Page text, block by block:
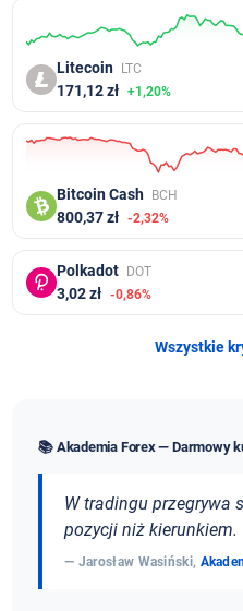
Litecoin LTC
171,12 zł +1,20%
Bitcoin Cash BCH
800,37 zł -2,32%
Polkadot DOT
3,02 zł -0,86%
Wszystkie
📚 Akademia Forex — Darmowy
W tradingu przegrywa
pozycji niż kierunkiem.
— Jarosław Wasiński,